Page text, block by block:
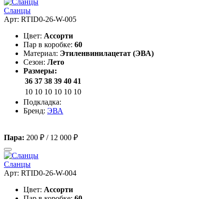
Сланцы
Арт: RTID0-26-W-005
Цвет: Ассорти
Пар в коробке: 60
Материал: Этиленвинилацетат (ЭВА)
Сезон: Лето
Размеры:
36 37 38 39 40 41
10 10 10 10 10 10
Подкладка:
Бренд: ЭВА
Пара: 200 ₽ / 12 000 ₽
Сланцы
Арт: RTID0-26-W-004
Цвет: Ассорти